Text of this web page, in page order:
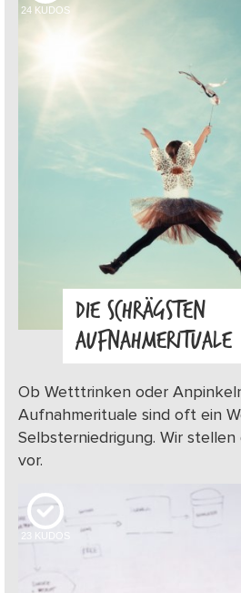
24 KUDOS
DIE SCHRÄGSTEN
AUFNAHMERITUALE
Ob Wetttrinken oder
Aufnahmerituale sind oft ein
Selbsterniedrigung. Wir
vor.
23 KUDOS